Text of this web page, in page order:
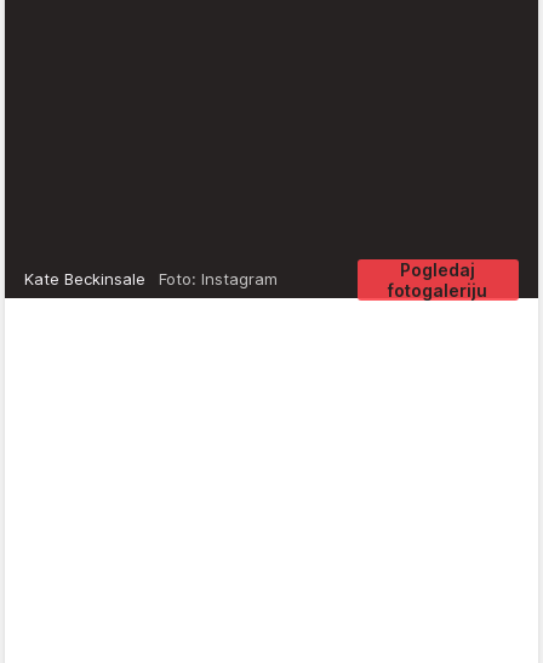
Pogledaj
fotogaleriju
Kate Beckinsale Foto: Instagram